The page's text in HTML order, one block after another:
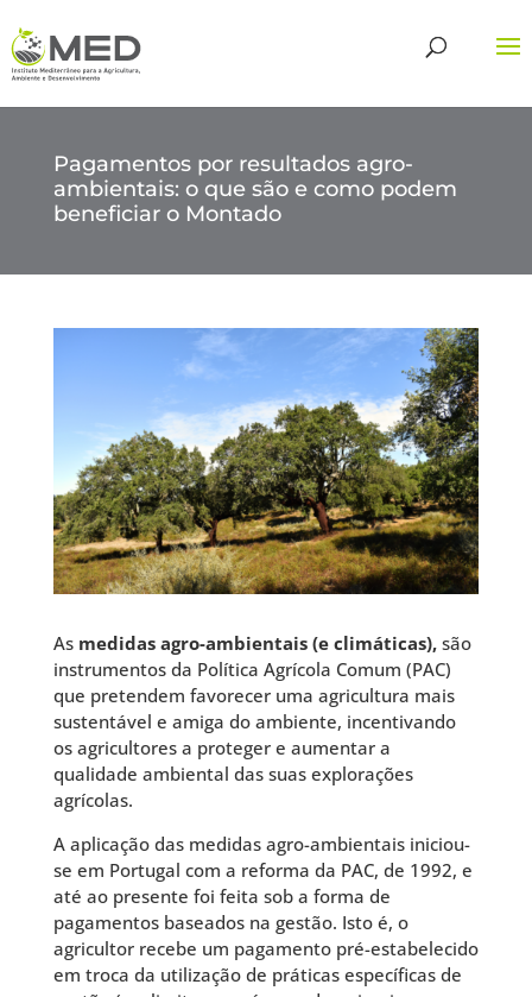
Pagamentos por resultados agro-
ambientais: o que são e como podem
beneficiar o Montado
As medidas agro-ambientais (e climáticas),são
instrumentos da Política Agrícola Comum (PAC)
que pretendem favorecer uma agricultura mais
sustentável e amiga do ambiente, incentivando
os agricultores a proteger e aumentar a
qualidade ambiental das suas explorações
agrícolas.
A aplicação das medidas agro-ambientais iniciou-
se em Portugal com a reforma da PAC, de 1992, e
até ao presente foi feita sob a forma de
pagamentos baseados na gestão. Isto é, o
agricultor recebe um pagamento pré-estabelecido
em troca da utilização de práticas específicas de